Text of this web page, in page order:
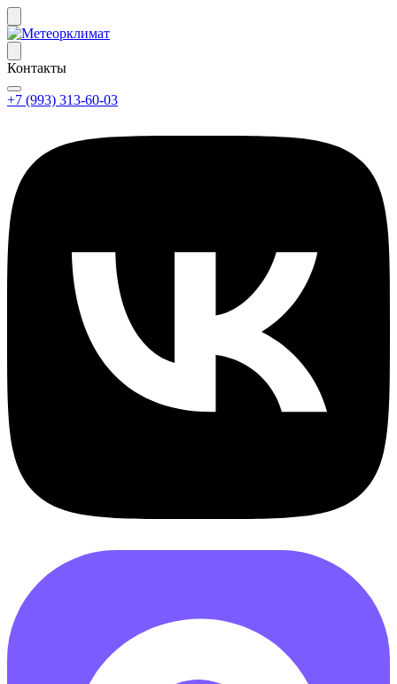
Контакты
+7 (993) 313-60-03